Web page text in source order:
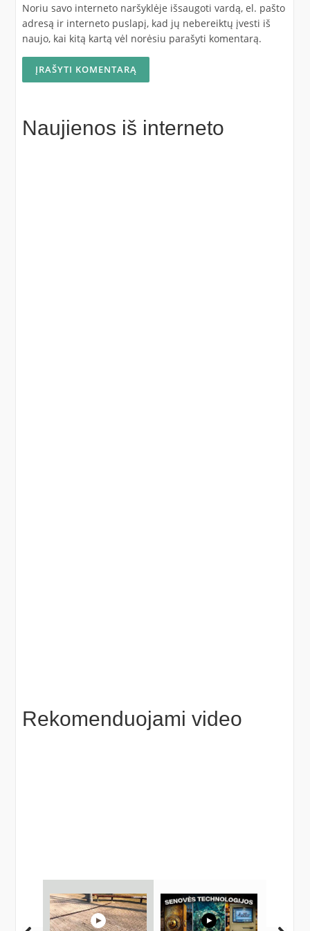
Noriu savo interneto naršyklėje išsaugoti vardą, el. pašto
adresą ir interneto puslapį, kad jų nebereiktų įvesti iš
naujo, kai kitą kartą vėl norėsiu parašyti komentarą.
Naujienos iš interneto
Rekomenduojami video